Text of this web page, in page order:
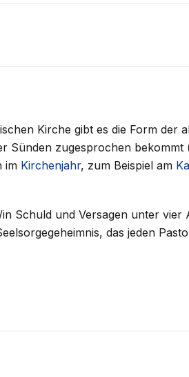
Kirche gibt es die Form der
Sünden zugesprochen
im Kirchenjahr, zum Beispiel am
Schuld und Versagen unter
das jeden